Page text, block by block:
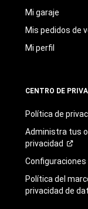
Mi garaje
Mis pedidos de
Mi perfil
CENTRO DE
Política de
Administra tus
privacidad
Configuraciones
Política del
privacidad de